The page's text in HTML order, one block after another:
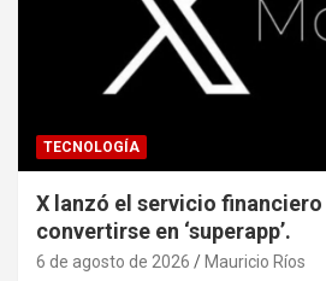
TECNOLOGÍA
X lanzó el servicio financiero
convertirse en ‘superapp’.
6 de agosto de 2026 Mauricio Ríos